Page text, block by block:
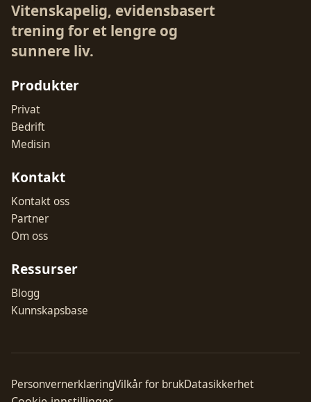
Vitenskapelig, evidensbasert
trening for et lengre og
sunnere liv.
Produkter
Privat
Bedrift
Medisin
Kontakt
Kontakt oss
Partner
Om oss
Ressurser
Blogg
Kunnskapsbase
PersonvernerklæringVilkår for brukDatasikkerhet